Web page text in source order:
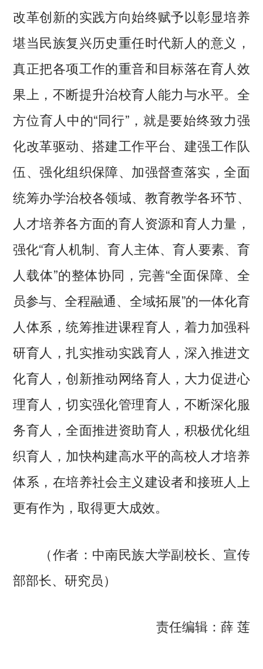
改革创新的实践方向始终赋予以彰显培养
堪当民族复兴历史重任时代新人的意义，
真正把各项工作的重音和目标落在育人效
果上，不断提升治校育人能力与水平。全
方位育人中的“同行”，就是要始终致力强
化改革驱动、搭建工作平台、建强工作队
伍、强化组织保障、加强督查落实，全面
统筹办学治校各领域、教育教学各环节、
人才培养各方面的育人资源和育人力量，
强化“育人机制、育人主体、育人要素、育
人载体”的整体协同，完善“全面保障、全
员参与、全程融通、全域拓展”的一体化育
人体系，统筹推进课程育人，着力加强科
研育人，扎实推动实践育人，深入推进文
化育人，创新推动网络育人，大力促进心
理育人，切实强化管理育人，不断深化服
务育人，全面推进资助育人，积极优化组
织育人，加快构建高水平的高校人才培养
体系，在培养社会主义建设者和接班人上
更有作为，取得更大成效。
（作者：中南民族大学副校长、宣传
部部长、研究员）
责任编辑：薛 莲